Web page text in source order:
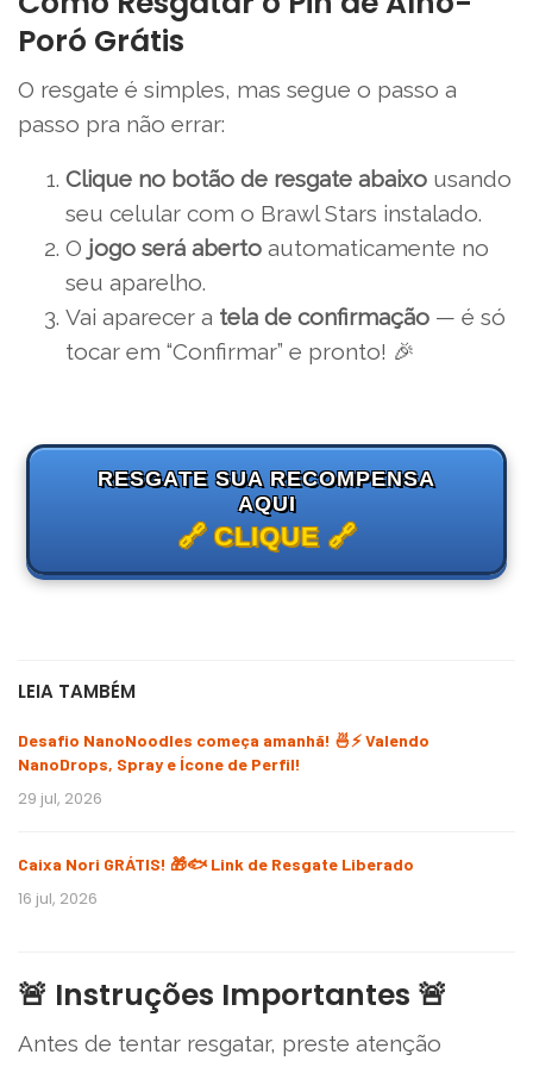
Poró Grátis
O resgate é simples, mas segue o passo a
passo pra não errar:
Clique no botão de resgate abaixo usando
seu celular com o Brawl Stars instalado.
O jogo será aberto automaticamente no
seu aparelho.
Vai aparecer a tela de confirmação — é só
tocar em “Confirmar” e pronto! 🎉
RESGATE SUA RECOMPENSA
AQUI
🔗 CLIQUE 🔗
LEIA TAMBÉM
Desafio NanoNoodles começa amanhã! 🍜⚡ Valendo
NanoDrops, Spray e Ícone de Perfil!
29 jul, 2026
Caixa Nori GRÁTIS! 🎁🐟 Link de Resgate Liberado
16 jul, 2026
🚨 Instruções Importantes 🚨
Antes de tentar resgatar, preste atenção